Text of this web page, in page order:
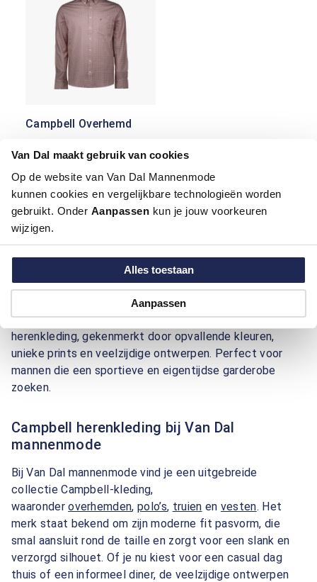
Van Dal maakt gebruik van cookies
Op de website van Van Dal Mannenmode
kunnen cookies en vergelijkbare technologieën worden
gebruikt. Onder Aanpassen kun je jouw voorkeuren
wijzigen.
Alles toestaan
Aanpassen
Campbell Overhemd
€ 45,00 € 89,99
Campbell
van het leven te genieten. Het combineert comfort met
een frisse, modieuze uitstraling, zodat je er altijd goed
uitziet en je prettig voelt in je kleding. Elk seizoen
introduceert Campbell een nieuwe collectie
herenkleding, gekenmerkt door opvallende kleuren,
unieke prints en veelzijdige ontwerpen. Perfect voor
mannen die een sportieve en eigentijdse garderobe
zoeken.
Campbell herenkleding bij Van Dal
mannenmode
Bij Van Dal mannenmode vind je een uitgebreide
collectie Campbell-kleding,
waaronderoverhemden,polo’s, truien en vesten. Het
merk staat bekend om zijn moderne fit pasvorm, die
smal aansluit rond de taille en zorgt voor een slank en
verzorgd silhouet. Of je nu kiest voor een casual dag
thuis of een informeel diner, de veelzijdige ontwerpen